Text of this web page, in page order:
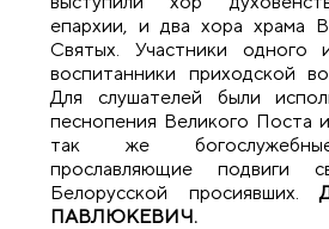
епархии, и два хора храма
Святых. Участники одного
воспитанники приходской
Для слушателей были
песнопения Великого Поста
так же
прославляющие подвиги
Белорусской просиявших.
ПАВЛЮКЕВИЧ.